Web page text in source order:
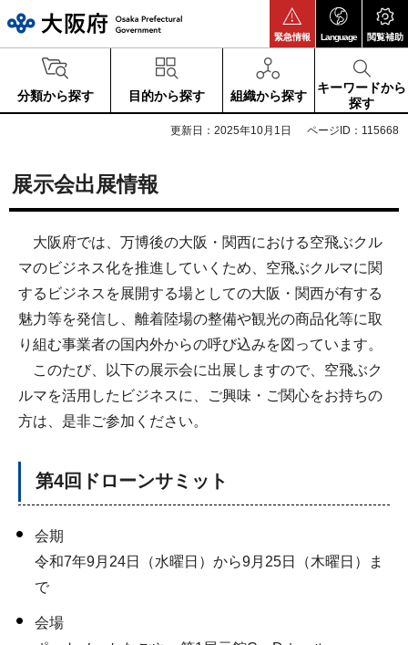
緊急情報 Language 閲覧補助
分類から探す 目的から探す 組織から探す
キーワードから
探す
更新日：2025年10月1日 ページID：115668
展示会出展情報
大阪府では、万博後の大阪・関西における空飛ぶクル
マのビジネス化を推進していくため、空飛ぶクルマに関
するビジネスを展開する場としての大阪・関西が有する
魅力等を発信し、離着陸場の整備や観光の商品化等に取
り組む事業者の国内外からの呼び込みを図っています。
このたび、以下の展示会に出展しますので、空飛ぶク
ルマを活用したビジネスに、ご興味・ご関心をお持ちの
方は、是非ご参加ください。
第4回ドローンサミット
会期
令和7年9月24日（水曜日）から9月25日（木曜日）ま
で
会場